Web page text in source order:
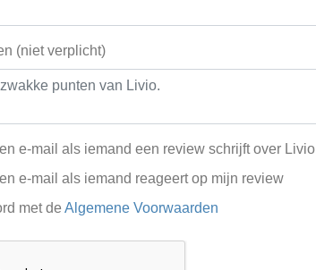
(niet verplicht)
e-mail als iemand een review schrijft over Livio
e-mail als iemand reageert op mijn review
met de Algemene Voorwaarden